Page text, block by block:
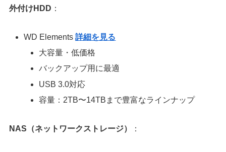
外付けHDD ：
WD Elements詳細を見る
大容量・低価格
バックアップ用に最適
USB 3.0対応
容量：2TB〜14TBまで豊富なラインナップ
NAS（ネットワークストレージ） ：